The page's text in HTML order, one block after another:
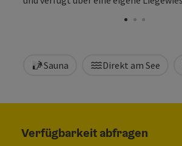
Sauna Direkt am See
Verfügbarkeit abfragen